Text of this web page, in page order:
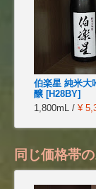
伯楽星 純米大
醸 [H28BY]
1,800mL / ¥
同じ価格帯